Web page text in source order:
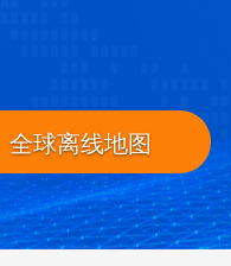
球离线地图